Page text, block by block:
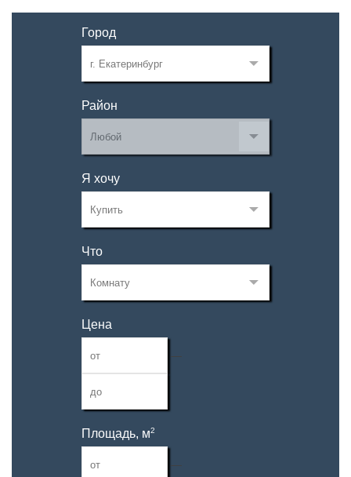
Город
Район
Я хочу
Что
Цена
—
Площадь, м2
—